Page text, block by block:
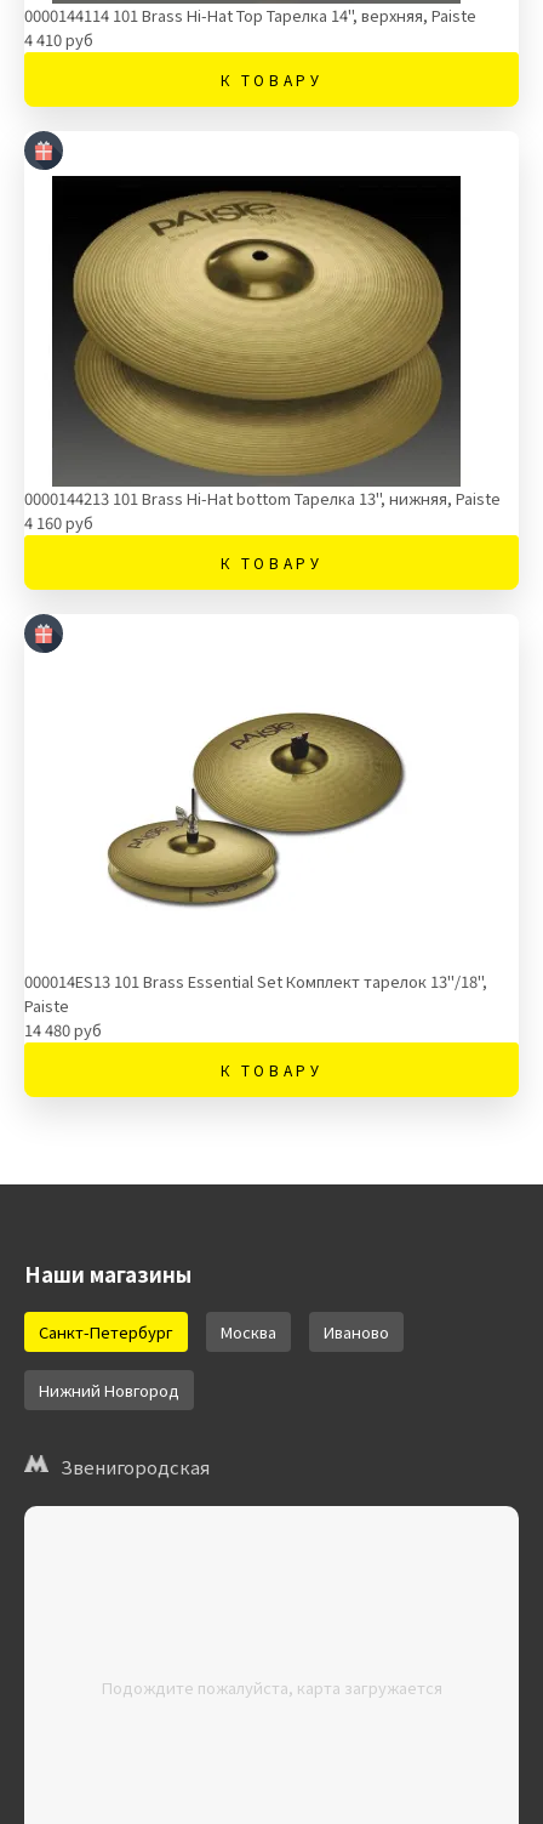
0000144114 101 Brass Hi-Hat Top Тарелка 14'', верхняя, Paiste
4 410 руб
К ТОВАРУ
0000144213 101 Brass Hi-Hat bottom Тарелка 13'', нижняя, Paiste
4 160 руб
К ТОВАРУ
000014ES13 101 Brass Essential Set Комплект тарелок 13''/18'',
Paiste
14 480 руб
К ТОВАРУ
Наши магазины
Санкт-Петербург Москва Иваново
Нижний Новгород
Звенигородская
Подождите пожалуйста, карта загружается